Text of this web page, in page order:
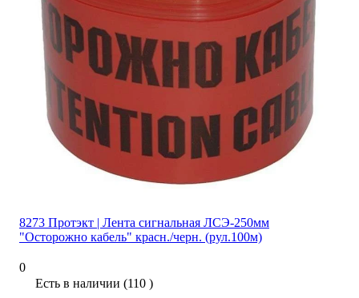
8273 Протэкт | Лента сигнальная ЛСЭ-250мм
"Осторожно кабель" красн./черн. (рул.100м)
0
Есть в наличии (110 )